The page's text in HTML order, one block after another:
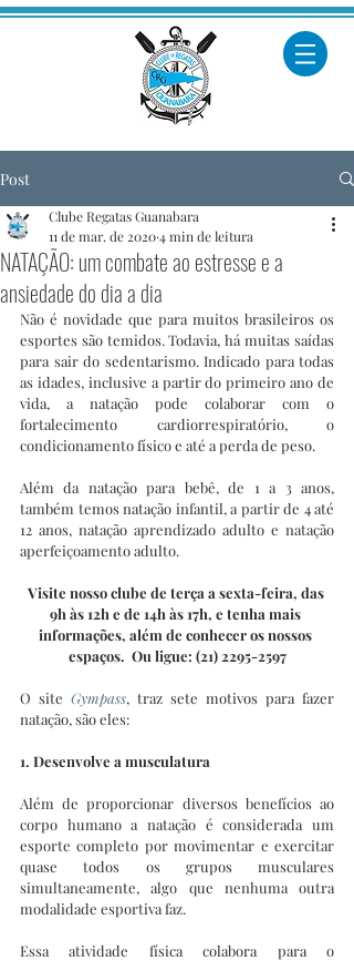
Post
NATAÇÃO: um combate ao estresse e a
ansiedade do dia a dia
Clube Regatas Guanabara
11 de mar. de 20204 min de leitura
Não é novidade que para muitos brasileiros os
esportes são temidos. Todavia, há muitas saídas
para sair do sedentarismo. Indicado para todas
as idades, inclusive a partir do primeiro ano de
vida, a natação pode colaborar com o
fortalecimento cardiorrespiratório, o
condicionamento físico e até a perda de peso.
Além da natação para bebê, de 1 a 3 anos,
também temos natação infantil, a partir de 4 até
12 anos, natação aprendizado adulto e natação
aperfeiçoamento adulto.
Visite nosso clube de terça a sexta-feira, das
9h às 12h e de 14h às 17h, e tenha mais
informações, além de conhecer os nossos
espaços.  Ou ligue: (21) 2295-2597
O site Gympass, traz sete motivos para fazer
natação, são eles:
1. Desenvolve a musculatura
Além de proporcionar diversos benefícios ao
corpo humano a natação é considerada um
esporte completo por movimentar e exercitar
quase todos os grupos musculares
simultaneamente, algo que nenhuma outra
modalidade esportiva faz.
Essa atividade física colabora para o